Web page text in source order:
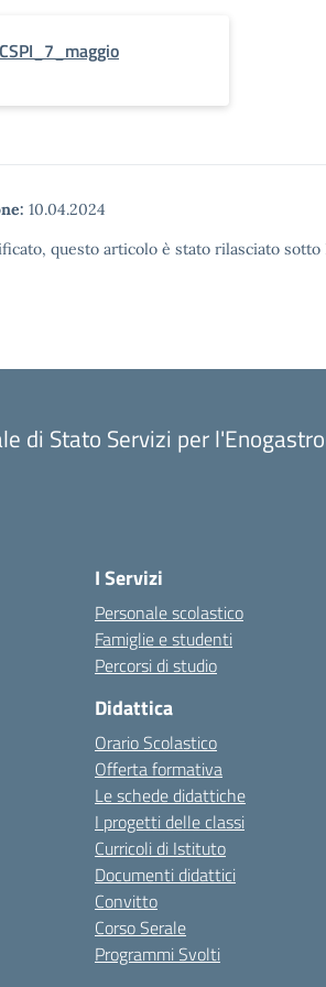
10.04.2024
questo articolo è stato rilasciato
di Stato Servizi per
I Servizi
Personale scolastico
Famiglie e studenti
Percorsi di studio
Didattica
Orario Scolastico
Offerta formativa
Le schede didattiche
I progetti delle classi
Curricoli di Istituto
Documenti didattici
Convitto
Corso Serale
Programmi Svolti